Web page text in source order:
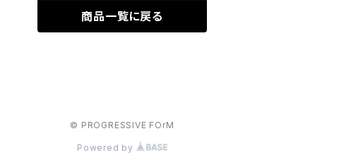
商品一覧に戻る
© PROGRESSIVE FOrM
Powered by